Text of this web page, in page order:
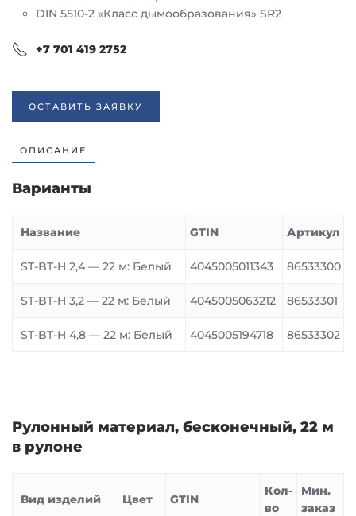
DIN 5510-2 «Класс дымообразования» SR2
+7 701 419 2752
ОСТАВИТЬ ЗАЯВКУ
ОПИСАНИЕ
Варианты
Название GTIN Артикул
ST-BT-H 2,4 — 22 м: Белый 4045005011343 86533300
ST-BT-H 3,2 — 22 м: Белый 4045005063212 86533301
ST-BT-H 4,8 — 22 м: Белый 4045005194718 86533302
Рулонный материал, бесконечный, 22 м
в рулоне
Вид изделий Цвет GTIN
Кол-
во
Мин.
заказ